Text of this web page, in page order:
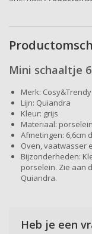
Heb je een
Mini schaaltje
Merk: Cosy&Trendy
Lijn: Quiandra
Kleur: grijs
Materiaal: porselein
Afmetingen: 6,6cm
Oven, vaatwasser
Bijzonderheden:
porselein. Zie aan
Quiandra.